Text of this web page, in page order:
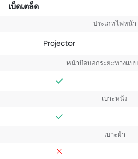
เบ็ดเตล็ด
ประเภทไฟหน้า
Projector
หน้าปัดบอกระยะทางแบ
เบาะหนัง
เบาะผ้า